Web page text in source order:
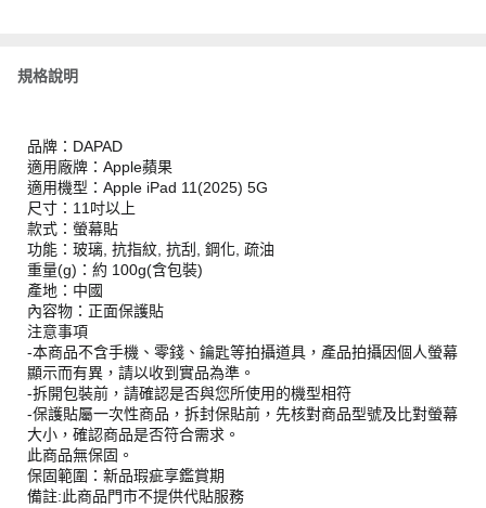
規格說明
品牌：DAPAD
適用廠牌：Apple蘋果
適用機型：Apple iPad 11(2025) 5G
尺寸：11吋以上
款式：螢幕貼
功能：玻璃, 抗指紋, 抗刮, 鋼化, 疏油
重量(g)：約 100g(含包裝)
產地：中國
內容物：正面保護貼
注意事項
-本商品不含手機、零錢、鑰匙等拍攝道具，產品拍攝因個人螢幕
顯示而有異，請以收到實品為準。
-拆開包裝前，請確認是否與您所使用的機型相符
-保護貼屬一次性商品，拆封保貼前，先核對商品型號及比對螢幕
大小，確認商品是否符合需求。
此商品無保固。
保固範圍：新品瑕疵享鑑賞期
備註:此商品門市不提供代貼服務